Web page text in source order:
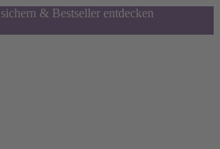
& Bestseller entdecken